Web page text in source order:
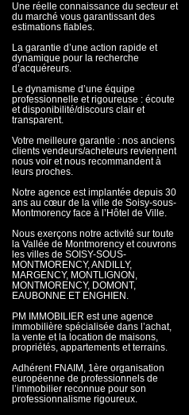
Une réelle connaissance du secteur et
du marché vous garantissant des
estimations fiables.
La garantie d’une action rapide et
dynamique pour la recherche
d’acquéreurs.
Le dynamisme d’une équipe
professionnelle et rigoureuse : écoute
et disponibilité/discours clair et
transparent.
Votre meilleure garantie : nos anciens
clients vendeurs/acheteurs reviennent
nous voir et nous recommandent à
leurs proches.
Notre agence est implantée depuis 30
ans au cœur de la ville de Soisy-sous-
Montmorency face à l’Hôtel de Ville.
Nous exerçons notre activité sur toute
la Vallée de Montmorency et couvrons
les villes de SOISY-SOUS-
MONTMORENCY, ANDILLY,
MARGENCY, MONTLIGNON,
MONTMORENCY, DOMONT,
EAUBONNE ET ENGHIEN.
PM IMMOBILIER est une agence
immobilière spécialisée dans l’achat,
la vente et la location de maisons,
propriétés, appartements et terrains.
Adhérent FNAIM, 1ère organisation
européenne de professionnels de
l’immobilier reconnue pour son
professionnalisme rigoureux.